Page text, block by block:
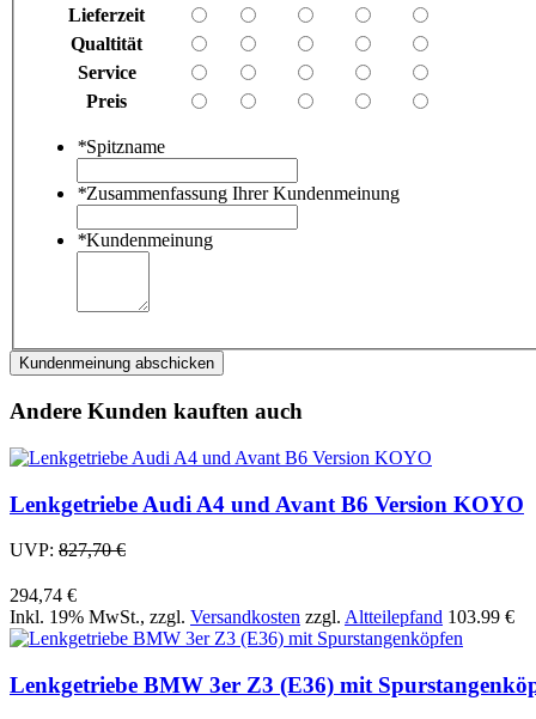
Lieferzeit
Qualtität
Service
Preis
*Spitzname
*Zusammenfassung Ihrer Kundenmeinung
*Kundenmeinung
Kundenmeinung abschicken
Andere Kunden kauften auch
Lenkgetriebe Audi A4 und Avant B6 Version KOYO
UVP: 827,70 €
294,74 €
Inkl. 19% MwSt., zzgl. Versandkosten zzgl. Altteilepfand 103.99 €
Lenkgetriebe BMW 3er Z3 (E36) mit